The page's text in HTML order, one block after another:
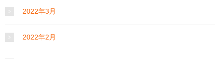
2022年3月
2022年2月